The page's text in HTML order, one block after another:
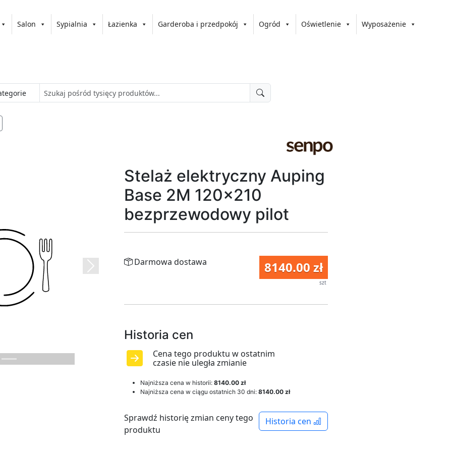
Salon Sypialnia Łazienka Garderoba i przedpokój Ogród Oświetlenie Wyposażenie
Next
Stelaż elektryczny Auping
Base 2M 120x210
bezprzewodowy pilot
8140.00 zł
szt
Darmowa dostawa
Historia cen
Cena tego produktu w ostatnim
czasie nie uległa zmianie
Najniższa cena w historii: 8140.00 zł
Najniższa cena w ciągu ostatnich 30 dni: 8140.00 zł
Historia cen
Sprawdź historię zmian ceny tego
produktu